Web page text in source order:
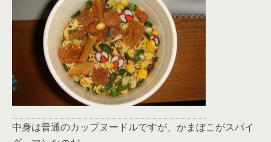
中身は普通のカップヌードルですが、かまぼこがスパイ